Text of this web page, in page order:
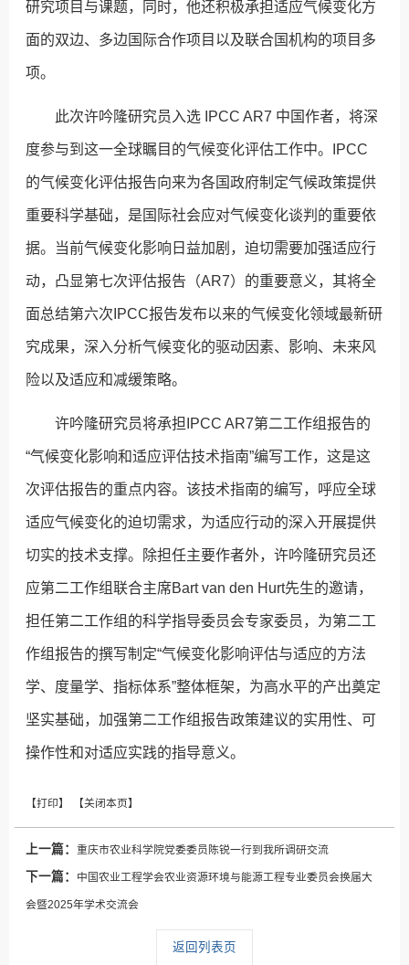
研究项目与课题，同时，他还积极承担适应气候变化方
面的双边、多边国际合作项目以及联合国机构的项目多
项。
此次许吟隆研究员入选 IPCC AR7 中国作者，将深
度参与到这一全球瞩目的气候变化评估工作中。IPCC
的气候变化评估报告向来为各国政府制定气候政策提供
重要科学基础，是国际社会应对气候变化谈判的重要依
据。当前气候变化影响日益加剧，迫切需要加强适应行
动，凸显第七次评估报告（AR7）的重要意义，其将全
面总结第六次IPCC报告发布以来的气候变化领域最新研
究成果，深入分析气候变化的驱动因素、影响、未来风
险以及适应和减缓策略。
许吟隆研究员将承担IPCC AR7第二工作组报告的
“气候变化影响和适应评估技术指南”编写工作，这是这
次评估报告的重点内容。该技术指南的编写，呼应全球
适应气候变化的迫切需求，为适应行动的深入开展提供
切实的技术支撑。除担任主要作者外，许吟隆研究员还
应第二工作组联合主席Bart van den Hurt先生的邀请，
担任第二工作组的科学指导委员会专家委员，为第二工
作组报告的撰写制定“气候变化影响评估与适应的方法
学、度量学、指标体系”整体框架，为高水平的产出奠定
坚实基础，加强第二工作组报告政策建议的实用性、可
操作性和对适应实践的指导意义。
上一篇：重庆市农业科学院党委委员陈锐一行到我所调研交流
下一篇： 中国农业工程学会农业资源环境与能源工程专业委员会换届大
会暨2025年学术交流会
返回列表页